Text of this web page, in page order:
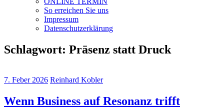
So erreichen Sie uns
Impressum
Datenschutzerklärung
Schlagwort: Präsenz statt Druck
7. Feber 2026 Reinhard Kobler
Wenn Business auf Resonanz trifft